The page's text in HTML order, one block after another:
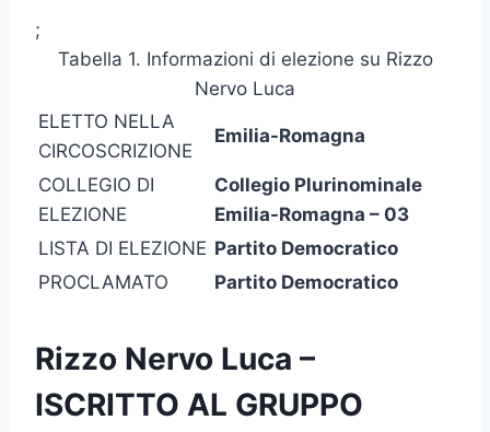
;
Tabella 1. Informazioni di elezione su Rizzo
Nervo Luca
ELETTO NELLA
CIRCOSCRIZIONE
Emilia-Romagna
COLLEGIO DI
ELEZIONE
Collegio Plurinominale
Emilia-Romagna – 03
LISTA DI ELEZIONE Partito Democratico
PROCLAMATO
Partito Democratico
Rizzo Nervo Luca –
ISCRITTO AL GRUPPO